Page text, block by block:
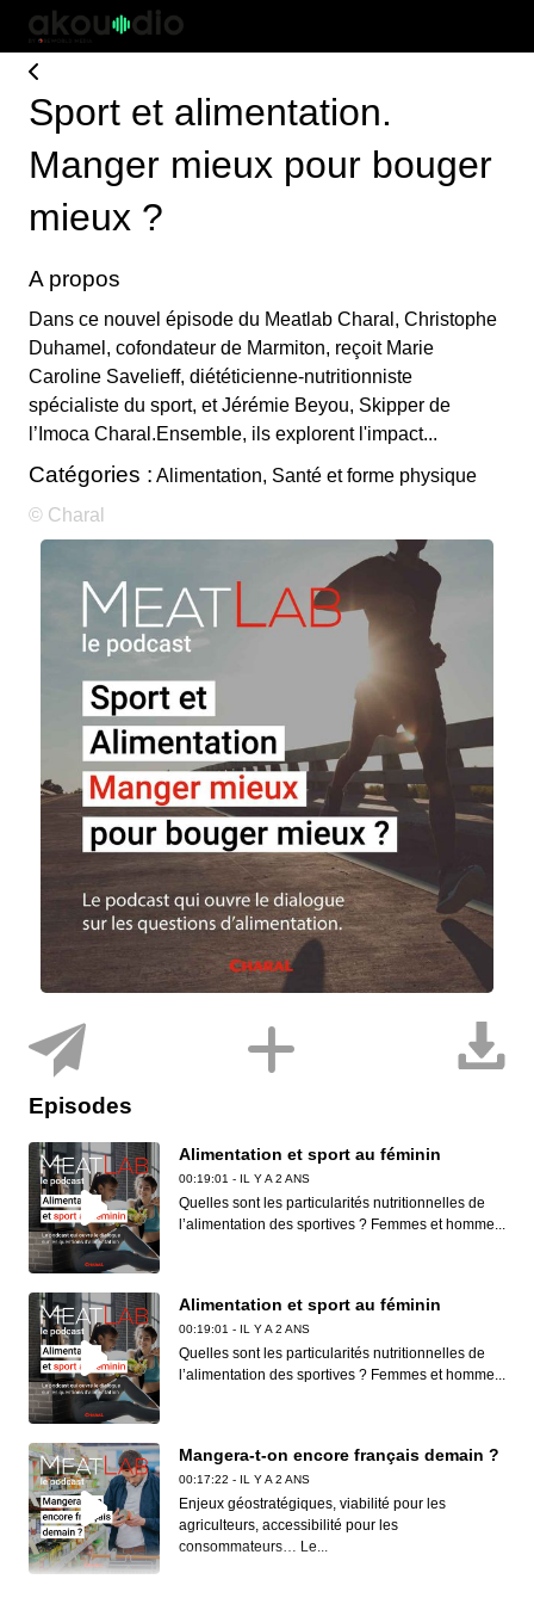
Sport et alimentation.
Manger mieux pour bouger
mieux ?
A propos
Dans ce nouvel épisode du Meatlab Charal, Christophe
Duhamel, cofondateur de Marmiton, reçoit Marie
Caroline Savelieff, diététicienne-nutritionniste
spécialiste du sport, et Jérémie Beyou, Skipper de
l’Imoca Charal.Ensemble, ils explorent l'impact...
Catégories : Alimentation, Santé et forme physique
© Charal
Episodes
Alimentation et sport au féminin
00:19:01 - IL Y A 2 ANS
Quelles sont les particularités nutritionnelles de
l’alimentation des sportives ? Femmes et homme...
Alimentation et sport au féminin
00:19:01 - IL Y A 2 ANS
Quelles sont les particularités nutritionnelles de
l’alimentation des sportives ? Femmes et homme...
Mangera-t-on encore français demain ?
00:17:22 - IL Y A 2 ANS
Enjeux géostratégiques, viabilité pour les
agriculteurs, accessibilité pour les
consommateurs… Le...